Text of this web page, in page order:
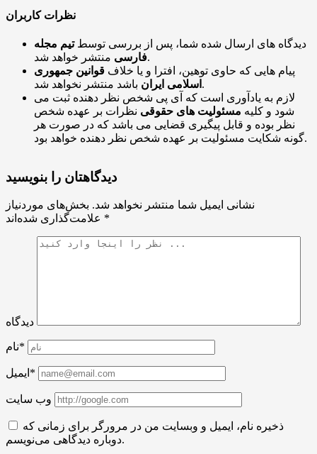
نظرات کاربران
دیدگاه های ارسال شده شما، پس از بررسی توسطتیم مجله
فارسیمنتشر خواهد شد.
پیام هایی که حاوی توهین، افترا و یا خلاف قوانین جمهوری
اسلامی ایران باشد منتشر نخواهد شد.
لازم به یادآوری است که آی پی شخص نظر دهنده ثبت می
شود و کلیه مسئولیت های حقوقی نظرات بر عهده شخص
نظر بوده و قابل پیگیری قضایی می باشد که در صورت هر
گونه شکایت مسئولیت بر عهده شخص نظر دهنده خواهد بود.
دیدگاهتان را بنویسید
نشانی ایمیل شما منتشر نخواهد شد. بخش‌های موردنیاز
*
دیدگاه
نام*
ایمیل*
وب سایت
ذخیره نام، ایمیل و وبسایت من در مرورگر برای زمانی که
دوباره دیدگاهی می‌نویسم.